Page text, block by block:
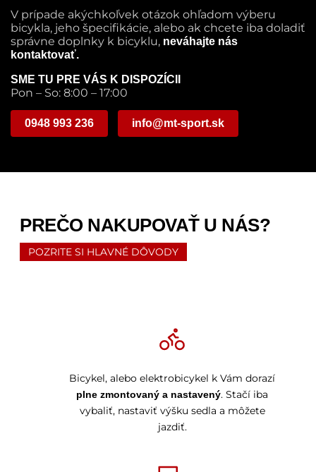
V prípade akýchkoľvek otázok ohľadom výberu
bicykla, jeho špecifikácie, alebo ak chcete iba doladiť
správne doplnky k bicyklu, neváhajte nás
kontaktovať.
SME TU PRE VÁS K DISPOZÍCII
Pon – So: 8:00 – 17:00
0948 993 236 info@mt-sport.sk
PREČO NAKUPOVAŤ U NÁS?
POZRITE SI HLAVNÉ DÔVODY
Bicykel, alebo elektrobicykel k Vám dorazí
plne zmontovaný a nastavený. Stačí iba
vybaliť, nastaviť výšku sedla a môžete
jazdiť.